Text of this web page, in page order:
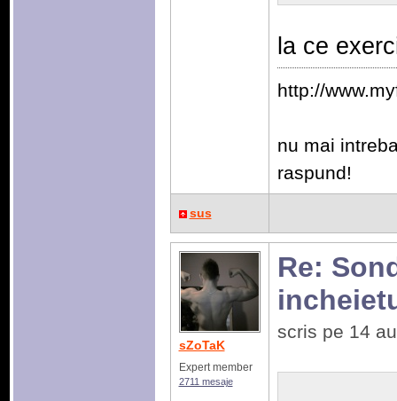
la ce
http://
nu mai
raspund!
sus
sZoTaK
Expert member
2711 mesaje
Re:
scris pe 14